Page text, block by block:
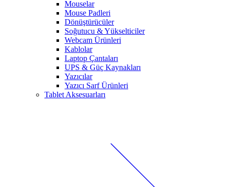
Mouselar
Mouse Padleri
Dönüştürücüler
Soğutucu & Yükselticiler
Webcam Ürünleri
Kablolar
Laptop Çantaları
UPS & Güç Kaynakları
Yazıcılar
Yazıcı Sarf Ürünleri
Tablet Aksesuarları